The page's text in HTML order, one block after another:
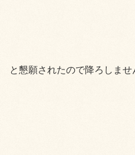
と懇願されたので降ろしま